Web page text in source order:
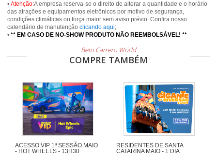
• Atenção:A empresa reserva-se o direito de alterar a quantidade e o horário
das atrações e equipamentos eletrônicos por motivo de segurança,
condições climáticas ou força maior sem aviso prévio. Confira nosso
calendário de manutenção clicando aqui;
• ** EM CASO DE NO-SHOW PRODUTO NÃO REEMBOLSÁVEL! **
Beto Carrero World
COMPRE TAMBÉM
ACESSO VIP 1ª SESSÃO MAIO
- HOT WHEELS - 13H30
RESIDENTES DE SANTA
CATARINA MAIO - 1 DIA